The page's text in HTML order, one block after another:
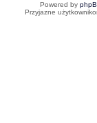
Powered by
Przyjazne